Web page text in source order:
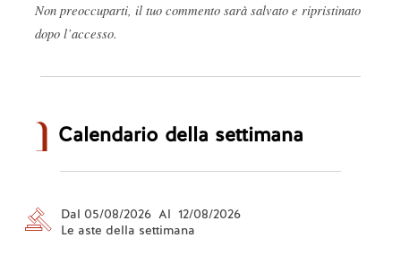
Non preoccuparti, il tuo commento sarà salvato e ripristinato
dopo l’accesso.
Calendario della settimana
Dal 05/08/2026 Al 12/08/2026
Le aste della settimana